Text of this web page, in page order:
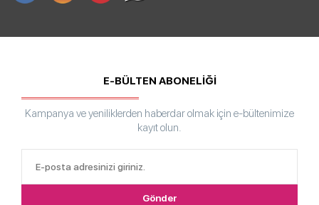
E-BÜLTEN ABONELİĞİ
Kampanya ve yeniliklerden haberdar olmak için e-bültenimize
kayıt olun.